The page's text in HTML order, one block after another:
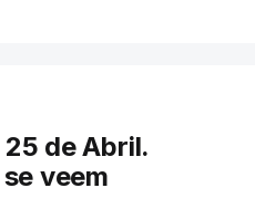
de Abril.
veem